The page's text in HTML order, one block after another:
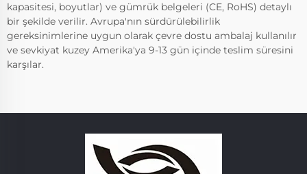
kapasitesi, boyutlar) ve gümrük belgeleri (CE, RoHS) detaylı
bir şekilde verilir. Avrupa'nın sürdürülebilirlik
gereksinimlerine uygun olarak çevre dostu ambalaj kullanılır
ve sevkiyat kuzey Amerika'ya 9-13 gün içinde teslim süresini
karşılar.